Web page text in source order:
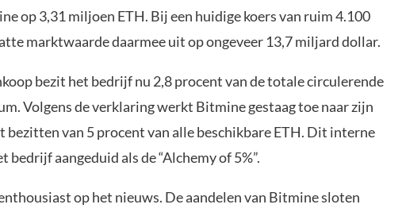
op 3,31 miljoen ETH. Bij een huidige koers van ruim 4.100
marktwaarde daarmee uit op ongeveer 13,7 miljard dollar.
bezit het bedrijf nu 2,8 procent van de totale circulerende
Volgens de verklaring werkt Bitmine gestaag toe naar zijn
bezitten van 5 procent van alle beschikbare ETH. Dit interne
aangeduid als de “Alchemy of 5%”.
op het nieuws. De aandelen van Bitmine sloten